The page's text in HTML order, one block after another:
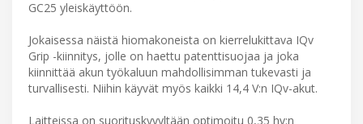
GC25 yleiskäyttöön.
Jokaisessa näistä hiomakoneista on kierrelukittava IQv
Grip -kiinnitys, jolle on haettu patenttisuojaa ja joka
kiinnittää akun työkaluun mahdollisimman tukevasti ja
turvallisesti. Niihin käyvät myös kaikki 14,4 V:n IQv-akut.
Laitteissa on suorituskyvyltään optimoitu 0,35 hv:n